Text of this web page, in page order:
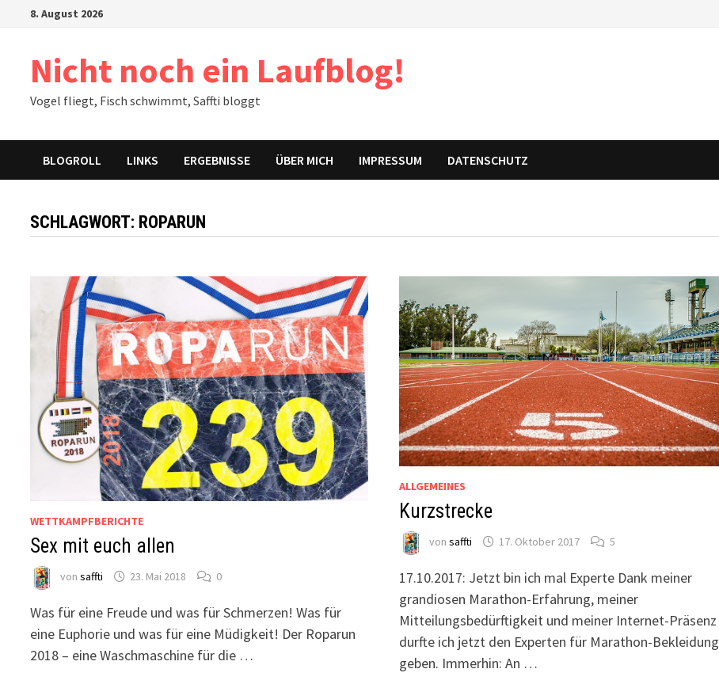
8. August 2026
Nicht noch ein Laufblog!
Vogel fliegt, Fisch schwimmt, Saffti bloggt
BLOGROLL LINKS ERGEBNISSE ÜBER MICH IMPRESSUM DATENSCHUTZ
SCHLAGWORT: ROPARUN
WETTKAMPFBERICHTE
Sex mit euch allen
vonsaffti 23. Mai 2018 0
Was für eine Freude und was für Schmerzen! Was für
eine Euphorie und was für eine Müdigkeit! Der Roparun
2018 – eine Waschmaschine für die …
ALLGEMEINES
Kurzstrecke
von saffti 17. Oktober 2017 5
17.10.2017: Jetzt bin ich mal Experte Dank meiner
grandiosen Marathon-Erfahrung, meiner
Mitteilungsbedürftigkeit und meiner Internet-Präsenz
durfte ich jetzt den Experten für Marathon-Bekleidung
geben. Immerhin: An …